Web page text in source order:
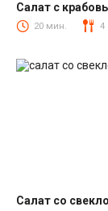
Салаты с
Салат с
20 мин. 4
Салат со